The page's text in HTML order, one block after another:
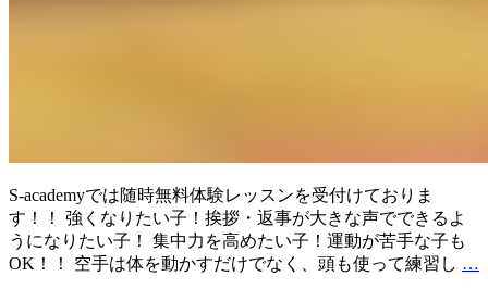
S-academyでは随時無料体験レッスンを受付けておりま
す！！ 強くなりたい子！挨拶・返事が大きな声でできるよ
うになりたい子！ 集中力を高めたい子！運動が苦手な子も
OK！！ 空手は体を動かすだけでなく、頭も使って練習し …